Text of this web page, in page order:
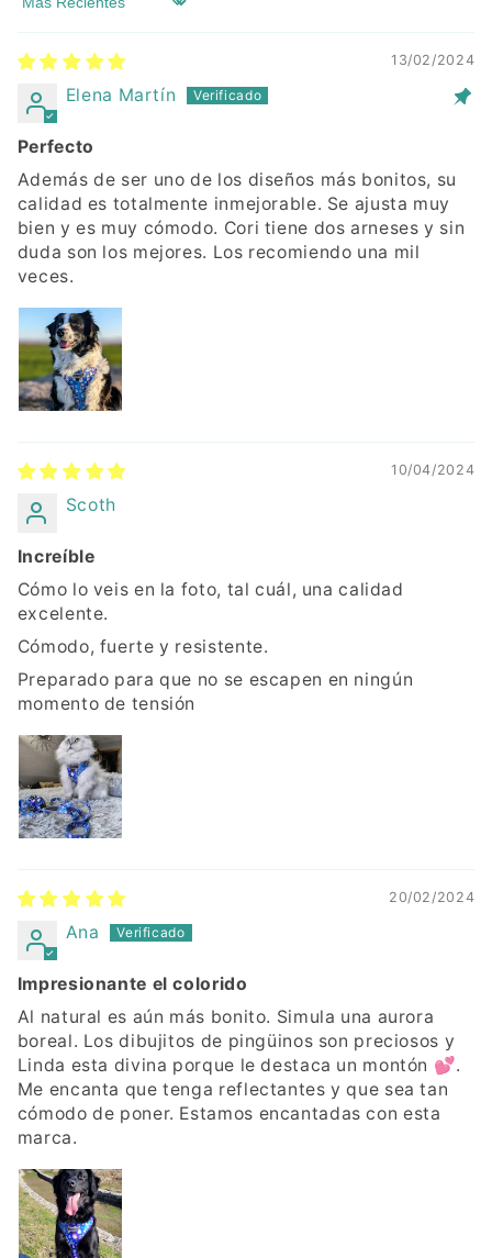
Sort by
13/02/2024
Elena Martín
Perfecto
Además de ser uno de los diseños más bonitos, su
calidad es totalmente inmejorable. Se ajusta muy
bien y es muy cómodo. Cori tiene dos arneses y sin
duda son los mejores. Los recomiendo una mil
veces.
10/04/2024
Scoth
Increíble
Cómo lo veis en la foto, tal cuál, una calidad
excelente.
Cómodo, fuerte y resistente.
Preparado para que no se escapen en ningún
momento de tensión
20/02/2024
Ana
Impresionante el colorido
Al natural es aún más bonito. Simula una aurora
boreal. Los dibujitos de pingüinos son preciosos y
Linda esta divina porque le destaca un montón 💕.
Me encanta que tenga reflectantes y que sea tan
cómodo de poner. Estamos encantadas con esta
marca.